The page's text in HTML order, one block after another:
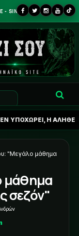
SINCE 2013
ΑΛΗΘΕΙΑ ΓΙΑ
"Μεγάλο μάθημα
μάθημα
σεζόν"